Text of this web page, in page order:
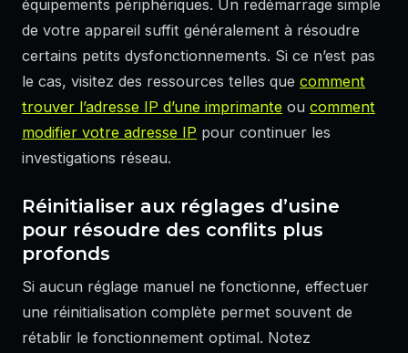
équipements périphériques. Un redémarrage simple
de votre appareil suffit généralement à résoudre
certains petits dysfonctionnements. Si ce n’est pas
le cas, visitez des ressources telles que comment
trouver l’adresse IP d’une imprimante ou comment
modifier votre adresse IP pour continuer les
investigations réseau.
Réinitialiser aux réglages d’usine
pour résoudre des conflits plus
profonds
Si aucun réglage manuel ne fonctionne, effectuer
une réinitialisation complète permet souvent de
rétablir le fonctionnement optimal. Notez